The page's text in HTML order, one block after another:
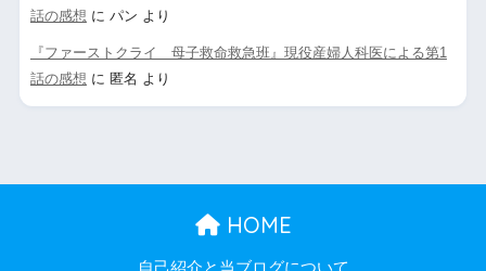
話の感想 に パン より
『ファーストクライ 母子救命救急班』現役産婦人科医による第1
話の感想 に 匿名 より
HOME